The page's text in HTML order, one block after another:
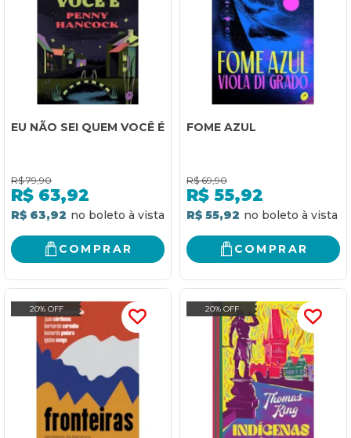
EU NÃO SEI QUEM VOCÊ É
R$ 79,90
R$ 63,92
R$ 63,92
COMPRAR
FOME AZUL
R$ 69,90
R$ 55,92
R$ 55,92
COMPRAR
20% OFF 20% OFF